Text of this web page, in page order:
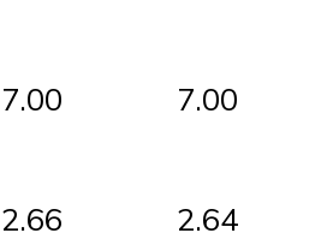
7.00 7.00
2.66
2.64